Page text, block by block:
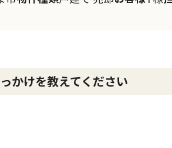
かけを教えてください